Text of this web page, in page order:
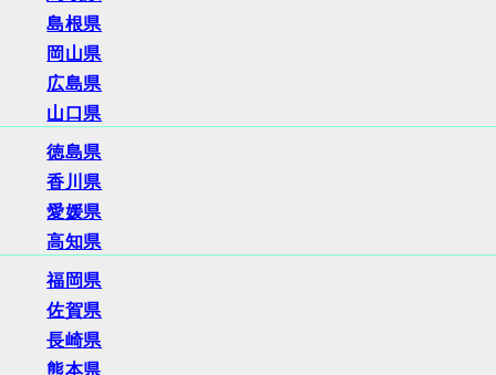
島根県
岡山県
広島県
山口県
徳島県
香川県
愛媛県
高知県
福岡県
佐賀県
長崎県
熊本県